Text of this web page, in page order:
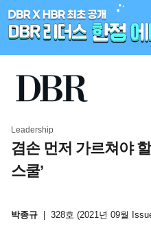
Leadership
겸손 먼저 가르쳐야
스쿨’
박종규 328호 (2021년 09월